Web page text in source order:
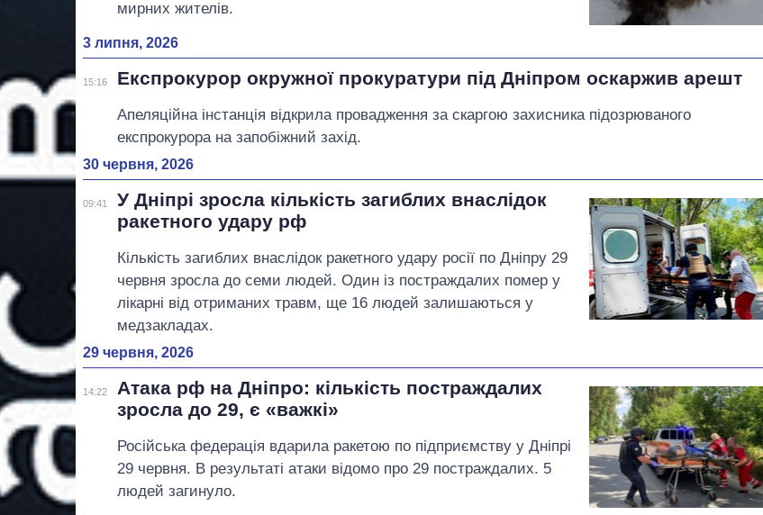
мирних жителів.
3 липня, 2026
15:16 Експрокурор окружної прокуратури під Дніпром оскаржив арешт
Апеляційна інстанція відкрила провадження за скаргою захисника підозрюваного
експрокурора на запобіжний захід.
30 червня, 2026
09:41
У Дніпрі зросла кількість загиблих внаслідок
ракетного удару рф
Кількість загиблих внаслідок ракетного удару росії по Дніпру 29
червня зросла до семи людей. Один із постраждалих помер у
лікарні від отриманих травм, ще 16 людей залишаються у
медзакладах.
29 червня, 2026
14:22
Атака рф на Дніпро: кількість постраждалих
зросла до 29, є «важкі»
Російська федерація вдарила ракетою по підприємству у Дніпрі
29 червня. В результаті атаки відомо про 29 постраждалих. 5
людей загинуло.